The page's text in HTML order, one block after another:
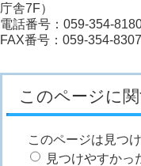
庁舎7F）
電話番号：059-354-
FAX番号：059-354-8307
このページに
このページは見つ
見つけやすかっ